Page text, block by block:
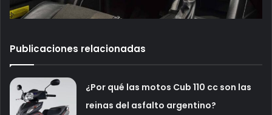
Publicaciones relacionadas
¿Por qué las motos Cub 110 cc son las
reinas del asfalto argentino?